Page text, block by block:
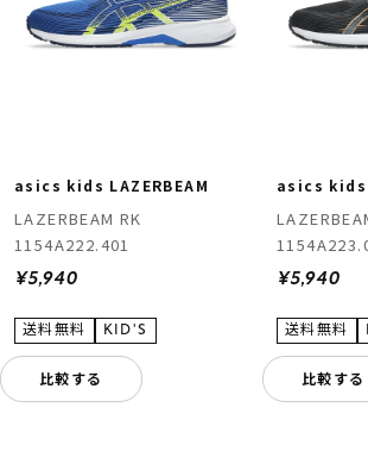
asics kids LAZERBEAM
LAZERBEAM RK
1154A222.401
¥5,940
比較する
asics kids
¥5,940
比較する